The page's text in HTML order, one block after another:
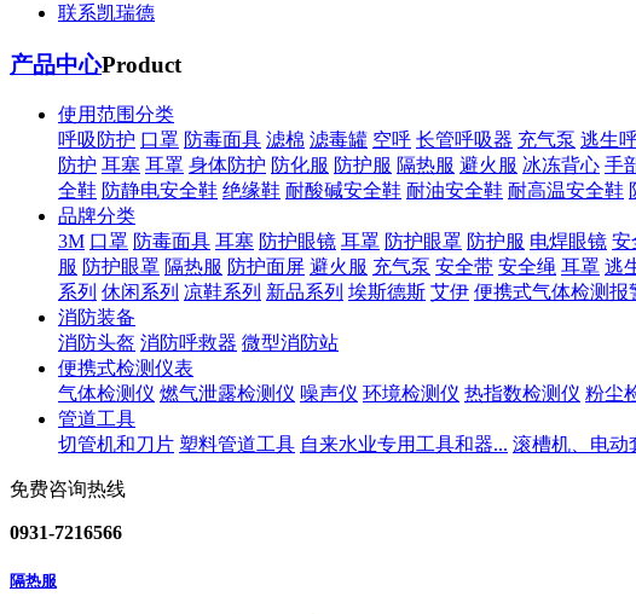
联系凯瑞德
产品中心Product
使用范围分类
呼吸防护 口罩 防毒面具 滤棉 滤毒罐 空呼 长管呼吸器 充气泵 逃生
防护 耳塞 耳罩 身体防护 防化服 防护服 隔热服 避火服 冰冻背心 手
全鞋 防静电安全鞋 绝缘鞋 耐酸碱安全鞋 耐油安全鞋 耐高温安全鞋
品牌分类
3M 口罩 防毒面具 耳塞 防护眼镜 耳罩 防护眼罩 防护服 电焊眼镜 安
服 防护眼罩 隔热服 防护面屏 避火服 充气泵 安全带 安全绳 耳罩 逃
系列 休闲系列 凉鞋系列 新品系列 埃斯德斯 艾伊 便携式气体检测报
消防装备
消防头盔 消防呼救器 微型消防站
便携式检测仪表
气体检测仪 燃气泄露检测仪 噪声仪 环境检测仪 热指数检测仪 粉尘
管道工具
切管机和刀片 塑料管道工具 自来水业专用工具和器... 滚槽机、电动
免费咨询热线
0931-7216566
隔热服